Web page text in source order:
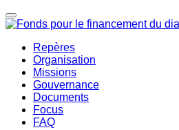
Repères
Organisation
Missions
Gouvernance
Documents
Focus
FAQ